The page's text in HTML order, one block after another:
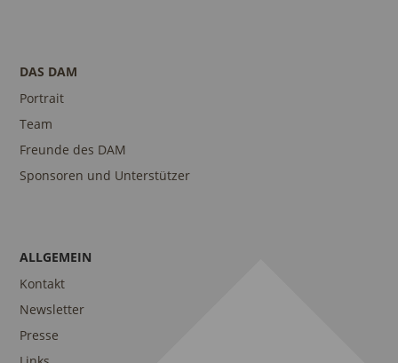
DAS DAM
Portrait
Team
Freunde des DAM
Sponsoren und Unterstützer
ALLGEMEIN
Kontakt
Newsletter
Presse